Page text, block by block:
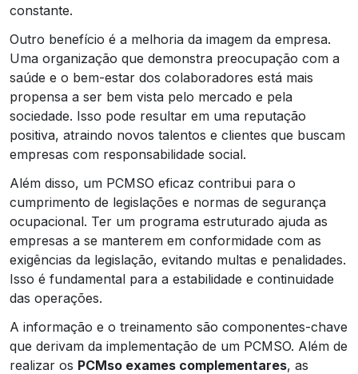
constante.
Outro benefício é a melhoria da imagem da empresa.
Uma organização que demonstra preocupação com a
saúde e o bem-estar dos colaboradores está mais
propensa a ser bem vista pelo mercado e pela
sociedade. Isso pode resultar em uma reputação
positiva, atraindo novos talentos e clientes que buscam
empresas com responsabilidade social.
Além disso, um PCMSO eficaz contribui para o
cumprimento de legislações e normas de segurança
ocupacional. Ter um programa estruturado ajuda as
empresas a se manterem em conformidade com as
exigências da legislação, evitando multas e penalidades.
Isso é fundamental para a estabilidade e continuidade
das operações.
A informação e o treinamento são componentes-chave
que derivam da implementação de um PCMSO. Além de
realizar os PCMso exames complementares, as